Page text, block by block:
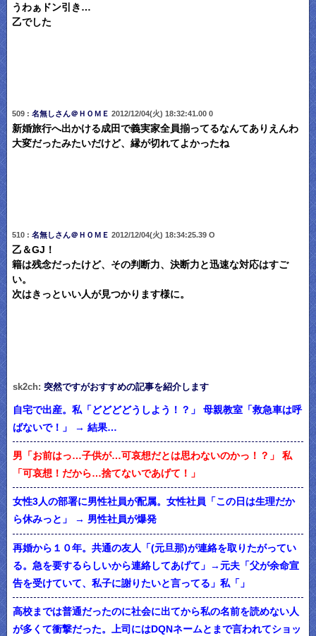
うわぁドン引き…
乙でした
509 : 名無しさん＠ＨＯＭＥ 2012/12/04(火) 18:32:41.00 0
新婚旅行へ出かける成田で義実家全員揃ってるなんてありえんわ
大変だったみたいだけど、縁が切れてよかったね
510 : 名無しさん＠ＨＯＭＥ 2012/12/04(火) 18:34:25.39 O
乙＆GJ！
籍は残念だったけど、その判断力、決断力と迅速な対応はすご
い。
次はきっといい人が見つかります様に。
sk2ch: 突然ですがおすすめの記事を紹介します
自宅で出産。私「どどどどうしよう！？」 母親教室「救急車は呼
ばないで！」 → 結果…
男「お前はっ…子供が…可哀想だとは思わないのかっ！？」 私
「可哀想！だから…捨てないであげて！」
女性3人の部署に男性社員が配属。女性社員「この日は生理だか
ら休みっと」 → 男性社員が爆発
再婚から１０年。共通の友人「(元旦那)が連絡を取りたがってい
る。急を要するらしいから連絡してあげて」→元夫「父が余命宣
告を受けていて、私子に謝りたいと言ってる」私「」
高校までは普通だったのに社会に出てから私の名前を読めない人
が多くて衝撃だった。上司にはDQNネームとまで言われてショッ